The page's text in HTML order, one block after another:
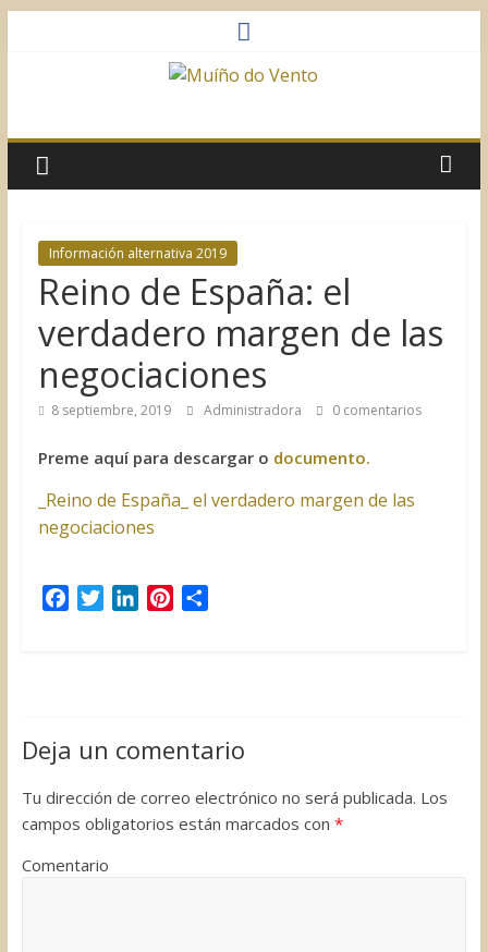
do
Vento
Asociación
Sociocultural
Información alternativa 2019
Reino de España: el
verdadero margen de las
negociaciones
8 septiembre, 2019 Administradora 0 comentarios
Preme aquí para descargar o documento.
_Reino de España_ el verdadero margen de las
negociaciones
o
r
I
e
t
t
r
Deja un comentario
Tu dirección de correo electrónico no será publicada. Los
campos obligatorios están marcados con *
Comentario